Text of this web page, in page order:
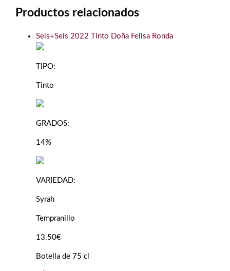
Productos relacionados
Seis+Seis 2022 Tinto Doña Felisa Ronda
TIPO:
Tinto
GRADOS:
14%
VARIEDAD:
Syrah
Tempranillo
13.50€
Botella de 75 cl